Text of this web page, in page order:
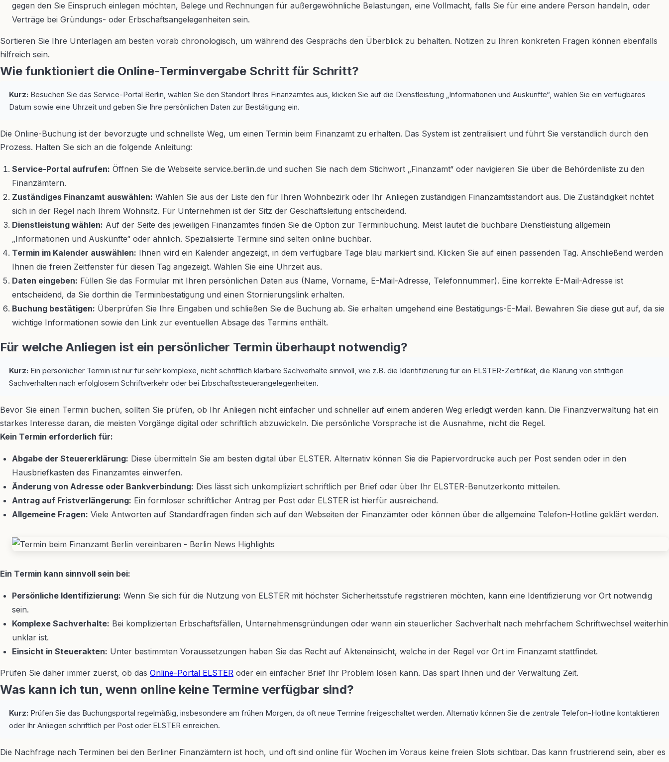
gegen den Sie Einspruch einlegen möchten, Belege und Rechnungen für außergewöhnliche Belastungen, eine Vollmacht, falls Sie für eine andere Person handeln, oder
Verträge bei Gründungs- oder Erbschaftsangelegenheiten sein.
Sortieren Sie Ihre Unterlagen am besten vorab chronologisch, um während des Gesprächs den Überblick zu behalten. Notizen zu Ihren konkreten Fragen können ebenfalls
hilfreich sein.
Wie funktioniert die Online-Terminvergabe Schritt für Schritt?
Kurz: Besuchen Sie das Service-Portal Berlin, wählen Sie den Standort Ihres Finanzamtes aus, klicken Sie auf die Dienstleistung „Informationen und Auskünfte“, wählen Sie ein verfügbares
Datum sowie eine Uhrzeit und geben Sie Ihre persönlichen Daten zur Bestätigung ein.
Die Online-Buchung ist der bevorzugte und schnellste Weg, um einen Termin beim Finanzamt zu erhalten. Das System ist zentralisiert und führt Sie verständlich durch den
Prozess. Halten Sie sich an die folgende Anleitung:
Service-Portal aufrufen: Öffnen Sie die Webseite service.berlin.de und suchen Sie nach dem Stichwort „Finanzamt“ oder navigieren Sie über die Behördenliste zu den
Finanzämtern.
Zuständiges Finanzamt auswählen: Wählen Sie aus der Liste den für Ihren Wohnbezirk oder Ihr Anliegen zuständigen Finanzamtsstandort aus. Die Zuständigkeit richtet
sich in der Regel nach Ihrem Wohnsitz. Für Unternehmen ist der Sitz der Geschäftsleitung entscheidend.
Dienstleistung wählen: Auf der Seite des jeweiligen Finanzamtes finden Sie die Option zur Terminbuchung. Meist lautet die buchbare Dienstleistung allgemein
„Informationen und Auskünfte“ oder ähnlich. Spezialisierte Termine sind selten online buchbar.
Termin im Kalender auswählen: Ihnen wird ein Kalender angezeigt, in dem verfügbare Tage blau markiert sind. Klicken Sie auf einen passenden Tag. Anschließend werden
Ihnen die freien Zeitfenster für diesen Tag angezeigt. Wählen Sie eine Uhrzeit aus.
Daten eingeben: Füllen Sie das Formular mit Ihren persönlichen Daten aus (Name, Vorname, E-Mail-Adresse, Telefonnummer). Eine korrekte E-Mail-Adresse ist
entscheidend, da Sie dorthin die Terminbestätigung und einen Stornierungslink erhalten.
Buchung bestätigen: Überprüfen Sie Ihre Eingaben und schließen Sie die Buchung ab. Sie erhalten umgehend eine Bestätigungs-E-Mail. Bewahren Sie diese gut auf, da sie
wichtige Informationen sowie den Link zur eventuellen Absage des Termins enthält.
Für welche Anliegen ist ein persönlicher Termin überhaupt notwendig?
Kurz: Ein persönlicher Termin ist nur für sehr komplexe, nicht schriftlich klärbare Sachverhalte sinnvoll, wie z.B. die Identifizierung für ein ELSTER-Zertifikat, die Klärung von strittigen
Sachverhalten nach erfolglosem Schriftverkehr oder bei Erbschaftssteuerangelegenheiten.
Bevor Sie einen Termin buchen, sollten Sie prüfen, ob Ihr Anliegen nicht einfacher und schneller auf einem anderen Weg erledigt werden kann. Die Finanzverwaltung hat ein
starkes Interesse daran, die meisten Vorgänge digital oder schriftlich abzuwickeln. Die persönliche Vorsprache ist die Ausnahme, nicht die Regel.
Kein Termin erforderlich für:
Abgabe der Steuererklärung: Diese übermitteln Sie am besten digital über ELSTER. Alternativ können Sie die Papiervordrucke auch per Post senden oder in den
Hausbriefkasten des Finanzamtes einwerfen.
Änderung von Adresse oder Bankverbindung: Dies lässt sich unkompliziert schriftlich per Brief oder über Ihr ELSTER-Benutzerkonto mitteilen.
Antrag auf Fristverlängerung: Ein formloser schriftlicher Antrag per Post oder ELSTER ist hierfür ausreichend.
Allgemeine Fragen: Viele Antworten auf Standardfragen finden sich auf den Webseiten der Finanzämter oder können über die allgemeine Telefon-Hotline geklärt werden.
Ein Termin kann sinnvoll sein bei:
Persönliche Identifizierung: Wenn Sie sich für die Nutzung von ELSTER mit höchster Sicherheitsstufe registrieren möchten, kann eine Identifizierung vor Ort notwendig
sein.
Komplexe Sachverhalte: Bei komplizierten Erbschaftsfällen, Unternehmensgründungen oder wenn ein steuerlicher Sachverhalt nach mehrfachem Schriftwechsel weiterhin
unklar ist.
Einsicht in Steuerakten: Unter bestimmten Voraussetzungen haben Sie das Recht auf Akteneinsicht, welche in der Regel vor Ort im Finanzamt stattfindet.
Prüfen Sie daher immer zuerst, ob das Online-Portal ELSTER oder ein einfacher Brief Ihr Problem lösen kann. Das spart Ihnen und der Verwaltung Zeit.
Was kann ich tun, wenn online keine Termine verfügbar sind?
Kurz: Prüfen Sie das Buchungsportal regelmäßig, insbesondere am frühen Morgen, da oft neue Termine freigeschaltet werden. Alternativ können Sie die zentrale Telefon-Hotline kontaktieren
oder Ihr Anliegen schriftlich per Post oder ELSTER einreichen.
Die Nachfrage nach Terminen bei den Berliner Finanzämtern ist hoch, und oft sind online für Wochen im Voraus keine freien Slots sichtbar. Das kann frustrierend sein, aber es